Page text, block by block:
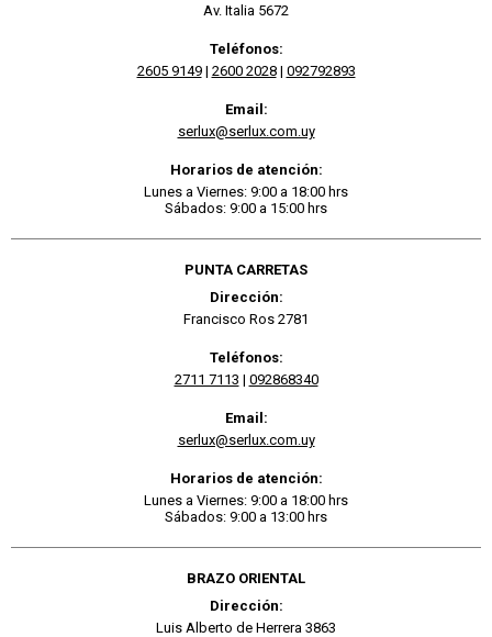
Av. Italia 5672
Teléfonos:
2605 9149| 2600 2028| 092792893
Email:
serlux@serlux.com.uy
Horarios de atención:
Lunes a Viernes: 9:00 a 18:00 hrs
Sábados: 9:00 a 15:00 hrs
PUNTA CARRETAS
Dirección:
Francisco Ros 2781
Teléfonos:
2711 7113 | 092868340
Email:
serlux@serlux.com.uy
Horarios de atención:
Lunes a Viernes: 9:00 a 18:00 hrs
Sábados: 9:00 a 13:00 hrs
BRAZO ORIENTAL
Dirección:
Luis Alberto de Herrera 3863